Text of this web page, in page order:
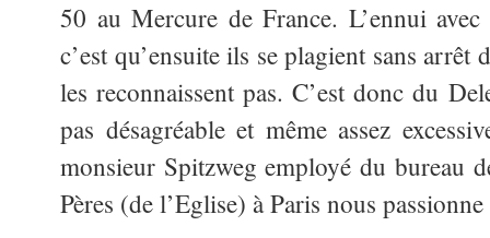
50 au Mercure de France. L’ennui
c’est qu’ensuite ils se plagient sans arrêt
les reconnaissent pas. C’est donc du
pas désagréable et même assez
monsieur Spitzweg employé du bureau
Pères (de l’Eglise) à Paris nous